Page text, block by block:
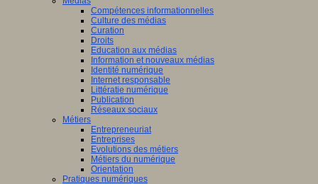
Compétences informationnelles
Culture des médias
Curation
Droits
Education aux médias
Information et nouveaux médias
Identité numérique
Internet responsable
Littératie numérique
Publication
Réseaux sociaux
Métiers
Entrepreneuriat
Entreprises
Evolutions des métiers
Métiers du numérique
Orientation
Pratiques numériques